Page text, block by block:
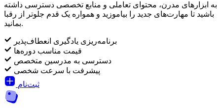
به ابزارهای مدرن، محتوای تعاملی و منابع تخصصی دسترسی داشته
باشید تا مهارت‌های جدید را بیاموزید و همواره یک قدم جلوتر از رقبا
بمانید.
برنامه‌ریزی یادگیری انعطاف‌پذیر
قیمت مناسب دوره‌ها
دسترسی به مدرسین متخصص
پیشرفت با سرعت شخصی
ثبت‌نام